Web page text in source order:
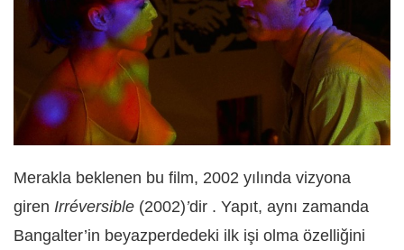
Merakla beklenen bu film, 2002 yılında vizyona
giren Irréversible (2002)’dir . Yapıt, aynı zamanda
Bangalter’in beyazperdedeki ilk işi olma özelliğini